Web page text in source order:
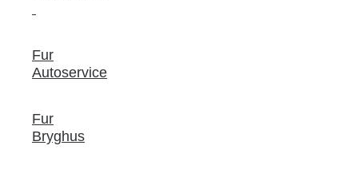
Fur
Autoservice
Fur
Bryghus